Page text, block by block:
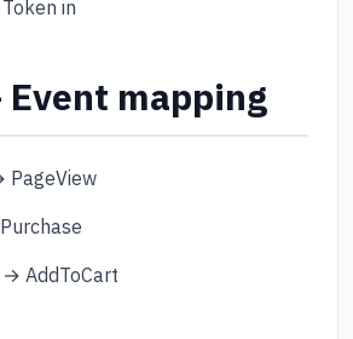
in
mapping
PageView
AddToCart